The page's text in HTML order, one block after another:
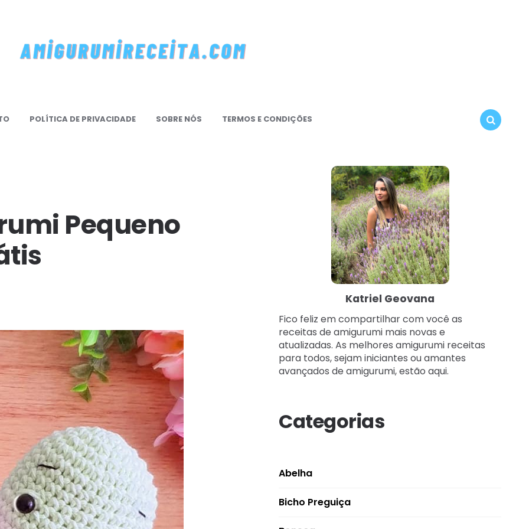
POLÍTICA DE PRIVACIDADE SOBRE NÓS
TERMOS E CONDIÇÕES
Pequeno
Katriel Geovana
Fico feliz em compartilhar com você as
receitas de amigurumi mais novas e
atualizadas. As melhores amigurumi receitas
para todos, sejam iniciantes ou amantes
avançados de amigurumi, estão aqui.
Categorias
Abelha
Bicho Preguiça